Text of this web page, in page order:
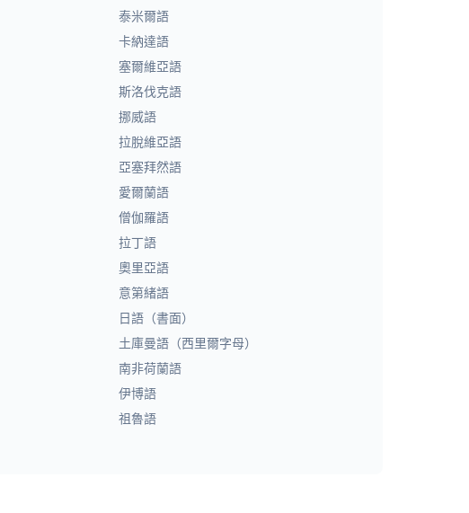
泰米爾語
卡納達語
塞爾維亞語
斯洛伐克語
挪威語
拉脫維亞語
亞塞拜然語
愛爾蘭語
僧伽羅語
拉丁語
奧里亞語
意第緒語
日語（書面）
土庫曼語（西里爾字母）
南非荷蘭語
伊博語
祖魯語